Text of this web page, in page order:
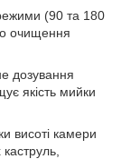
(90 та 180
очищення
дозування
якість мийки
висоті камери